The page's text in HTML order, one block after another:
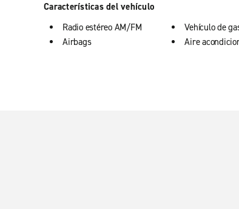
Características del vehículo
Radio estéreo AM/FM
Airbags
Vehículo de
Aire